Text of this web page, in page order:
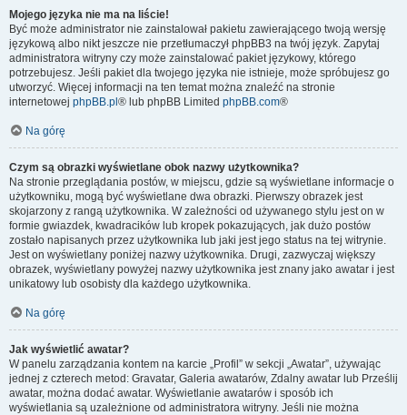
Mojego języka nie ma na liście!
Być może administrator nie zainstalował pakietu zawierającego twoją wersję
językową albo nikt jeszcze nie przetłumaczył phpBB3 na twój język. Zapytaj
administratora witryny czy może zainstalować pakiet językowy, którego
potrzebujesz. Jeśli pakiet dla twojego języka nie istnieje, może spróbujesz go
utworzyć. Więcej informacji na ten temat można znaleźć na stronie
internetowej phpBB.pl ® lub phpBB Limited phpBB.com®
Na górę
Czym są obrazki wyświetlane obok nazwy użytkownika?
Na stronie przeglądania postów, w miejscu, gdzie są wyświetlane informacje o
użytkowniku, mogą być wyświetlane dwa obrazki. Pierwszy obrazek jest
skojarzony z rangą użytkownika. W zależności od używanego stylu jest on w
formie gwiazdek, kwadracików lub kropek pokazujących, jak dużo postów
zostało napisanych przez użytkownika lub jaki jest jego status na tej witrynie.
Jest on wyświetlany poniżej nazwy użytkownika. Drugi, zazwyczaj większy
obrazek, wyświetlany powyżej nazwy użytkownika jest znany jako awatar i jest
unikatowy lub osobisty dla każdego użytkownika.
Na górę
Jak wyświetlić awatar?
W panelu zarządzania kontem na karcie „Profil” w sekcji „Awatar”, używając
jednej z czterech metod: Gravatar, Galeria awatarów, Zdalny awatar lub Prześlij
awatar, można dodać awatar. Wyświetlanie awatarów i sposób ich
wyświetlania są uzależnione od administratora witryny. Jeśli nie można